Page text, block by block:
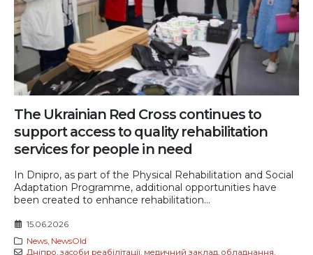
The Ukrainian Red Cross continues to
support access to quality rehabilitation
services for people in need
In Dnipro, as part of the Physical Rehabilitation and Social
Adaptation Programme, additional opportunities have
been created to enhance rehabilitation...
15.06.2026
News, NewsOld
Дніпро, засоби реабілітації, медичний заклад, обладнання,